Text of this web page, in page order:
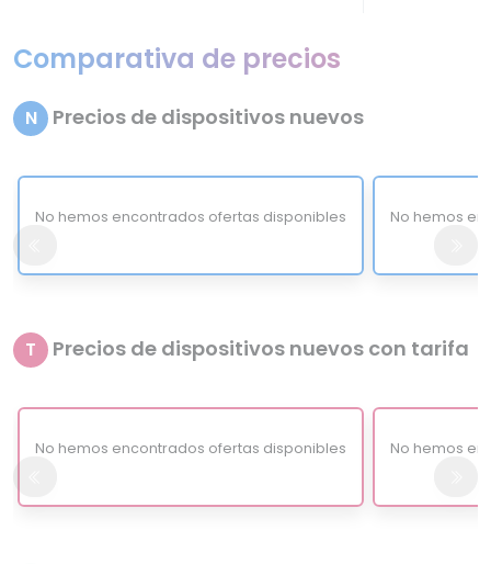
Comparativa de precios
N Precios de dispositivos nuevos
No hemos encontrados ofertas disponibles No hemos
T Precios de dispositivos nuevos con tarifa
No hemos encontrados ofertas disponibles No hemos